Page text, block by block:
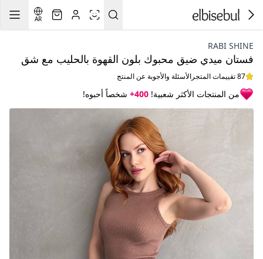
AR
RABI SHINE
فستان ميدي ضيق محبوك بلون القهوة بالحليب مع شق
87 تقييمات المتجر الأسئلة والأجوبة عن المنتج
من المنتجات الأكثر شعبية! 400+ شخصاً أحبوه!